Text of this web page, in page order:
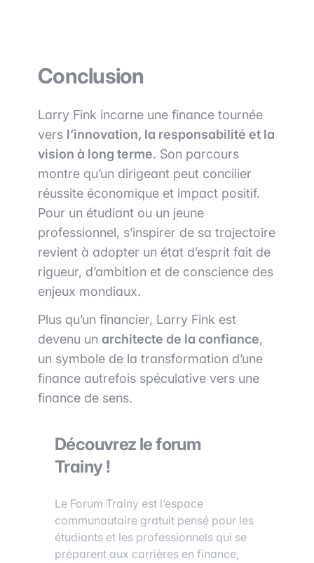
Conclusion
Larry Fink incarne une finance tournée
vers l’innovation, la responsabilité et la
vision à long terme. Son parcours
montre qu’un dirigeant peut concilier
réussite économique et impact positif.
Pour un étudiant ou un jeune
professionnel, s’inspirer de sa trajectoire
revient à adopter un état d’esprit fait de
rigueur, d’ambition et de conscience des
enjeux mondiaux.
Plus qu’un financier, Larry Fink est
devenu un architecte de la confiance,
un symbole de la transformation d’une
finance autrefois spéculative vers une
finance de sens.
Découvrez le forum
Trainy !
Le Forum Trainy est l’espace
communautaire gratuit pensé pour les
étudiants et les professionnels qui se
préparent aux carrières en finance,